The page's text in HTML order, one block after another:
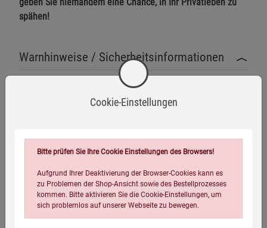
spähen!
Warnhinweise / Sicherheitsinformationen
Vermeiden Sie direkte Einwirkung von Wärme oder Feuer
Bei unsachgemäßer Anwendung kann die
Kameragehäuse beschädigen. Prüfen Sie vor der
Montage die Kompatibilität mit der Oberfläche.
Halten Sie das Produkt von Kleinkindern fern, um eine
Mehr anzeigen
Cookie-Einstellungen
Bitte prüfen Sie Ihre Cookie Einstellungen des Browsers!
Aufgrund Ihrer Deaktivierung der Browser-Cookies kann es
zu Problemen der Shop-Ansicht sowie des Bestellprozesses
kommen. Bitte aktivieren Sie die Cookie-Einstellungen, um
sich problemlos auf unserer Webseite zu bewegen.